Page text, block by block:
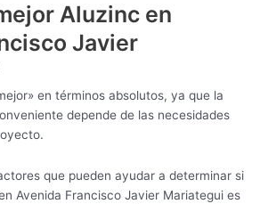
Aluzinc en
Javier
en términos absolutos, ya que la
depende de las necesidades
que pueden ayudar a determinar si
Avenida Francisco Javier Mariategui es